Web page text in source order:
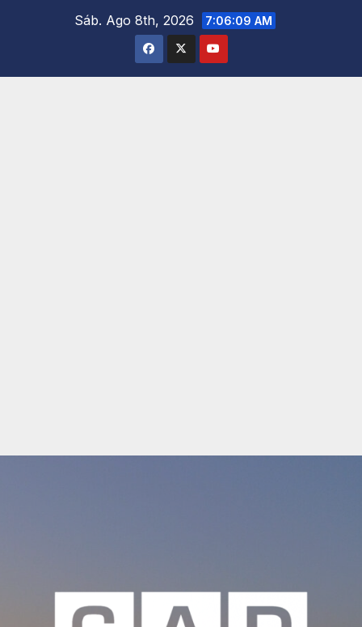
Sáb. Ago 8th, 2026 7:06:10 AM